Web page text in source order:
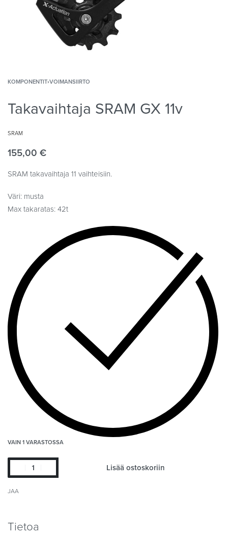
KOMPONENTIT›VOIMANSIIRTO
Takavaihtaja SRAM GX 11v
SRAM
155,00 €
SRAM takavaihtaja 11 vaihteisiin.
Väri: musta
Max takaratas: 42t
VAIN 1 VARASTOSSA
Lisää ostoskoriin
JAA
Tietoa